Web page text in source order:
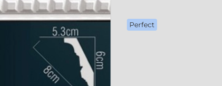
Perfect